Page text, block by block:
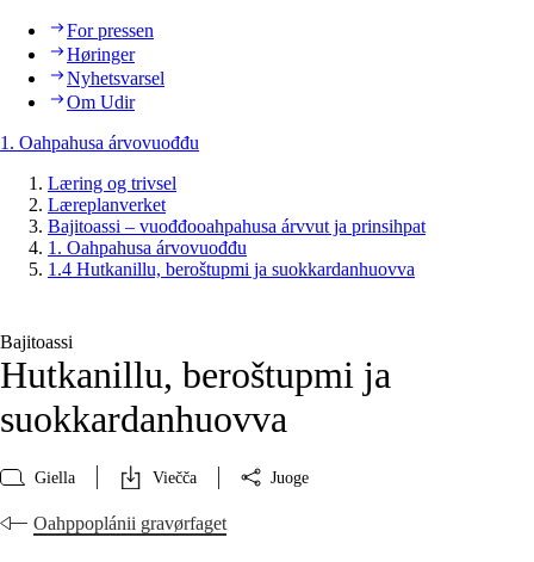
For pressen
Høringer
Nyhetsvarsel
Om Udir
1. Oahpahusa árvovuođđu
Læring og trivsel
Læreplanverket
Bajitoassi – vuođđooahpahusa árvvut ja prinsihpat
1. Oahpahusa árvovuođđu
1.4 Hutkanillu, beroštupmi ja suokkardanhuovva
Bajitoassi
Hutkanillu, beroštupmi ja
suokkardanhuovva
Giella Viečča Juoge
Oahppoplánii gravørfaget